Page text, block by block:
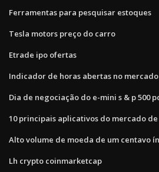
Ferramentas para pesquisar estoques
Tesla motors preço do carro
Etrade ipo ofertas
Indicador de horas abertas no
Dia de negociação do e-mini s & p 500
10 principais aplicativos do mercado
Alto volume de moeda de um centavo
Lh crypto coinmarketcap